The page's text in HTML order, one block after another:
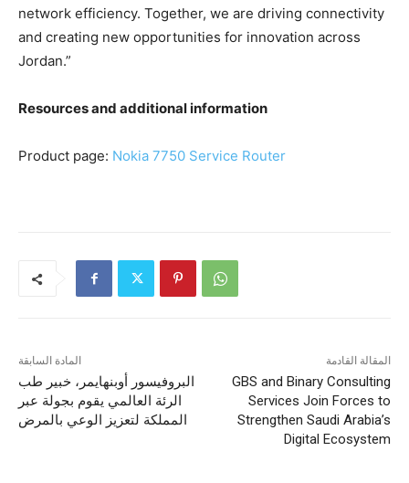
network efficiency. Together, we are driving connectivity
and creating new opportunities for innovation across
Jordan.”
Resources and additional information
Product page: Nokia 7750 Service Router
المادة السابقة
البروفيسور أوبنهايمر، خبير طب
الرئة العالمي يقوم بجولة عبر
المملكة لتعزيز الوعي بالمرض
المقالة القادمة
GBS and Binary Consulting
Services Join Forces to
Strengthen Saudi Arabia’s
Digital Ecosystem